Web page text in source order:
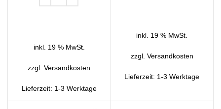
inkl. 19 % MwSt.
zzgl.Versandkosten
Lieferzeit: 1-3 Werktage
inkl. 19 % MwSt.
zzgl. Versandkosten
Lieferzeit: 1-3 Werktage